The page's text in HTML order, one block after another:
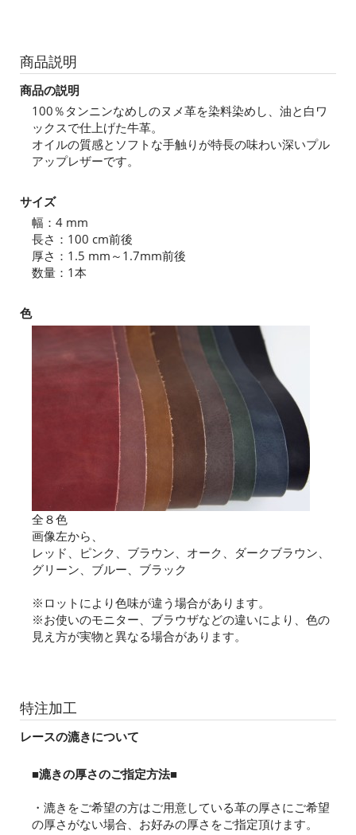
商品説明
商品の説明
100％タンニンなめしのヌメ革を染料染めし、油と白ワ
ックスで仕上げた牛革。
オイルの質感とソフトな手触りが特長の味わい深いプル
アップレザーです。
サイズ
幅：4 mm
長さ：100 cm前後
厚さ：1.5 mm～1.7mm前後
数量：1本
色
全８色
画像左から、
レッド、ピンク、ブラウン、オーク、ダークブラウン、
グリーン、ブルー、ブラック
※ロットにより色味が違う場合があります。
※お使いのモニター、ブラウザなどの違いにより、色の
見え方が実物と異なる場合があります。
特注加工
レースの漉きについて
■漉きの厚さのご指定方法■
・漉きをご希望の方はご用意している革の厚さにご希望
の厚さがない場合、お好みの厚さをご指定頂けます。